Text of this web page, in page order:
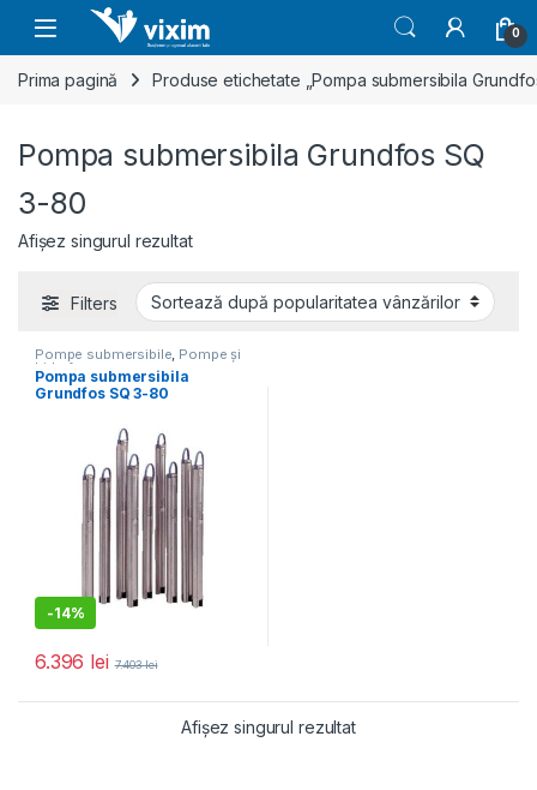
Skip to navigation
Skip to content
0
Prima pagină Produse etichetate „Pompa submersibila
Pompa submersibila Grundfos SQ
3-80
Afișez singurul rezultat
Filters
Pompe submersibile, Pompe și
hidrofoare
Pompa submersibila
Grundfos SQ 3-80
-14%
6.396 lei 7.403lei
Afișez singurul rezultat